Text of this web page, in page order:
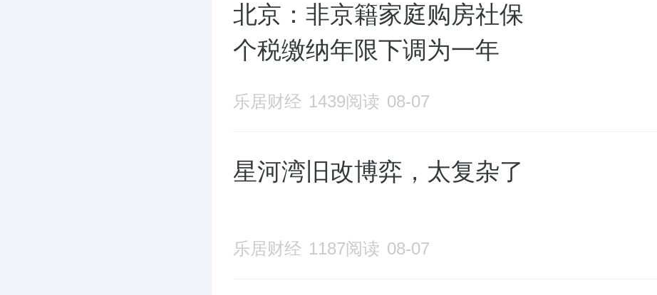
北京：非京籍家庭购房社保
个税缴纳年限下调为一年
乐居财经 1439阅读 08-07
星河湾旧改博弈，太复杂了
乐居财经 1187阅读 08-07